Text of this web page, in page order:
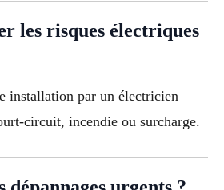
les risques électriques
installation par un électricien
circuit, incendie ou surcharge.